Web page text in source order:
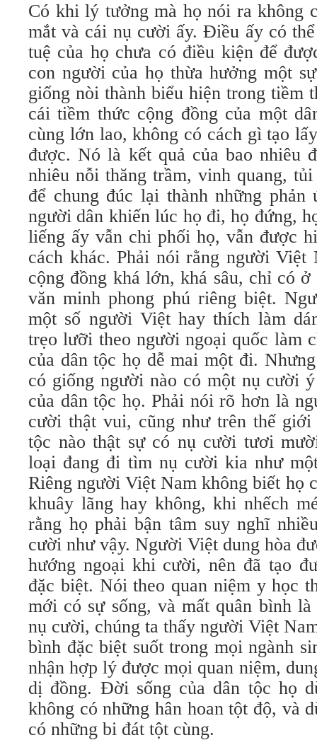
Có khi lý tưởng mà họ nói ra không
mắt và cái nụ cười ấy. Điều ấy có
tuệ của họ chưa có điều kiện để
con người của họ thừa hưởng một
giống nòi thành biểu hiện trong tiềm
cái tiềm thức cộng đồng của một
cùng lớn lao, không có cách gì tạo
được. Nó là kết quả của bao nhiêu
nhiêu nỗi thăng trầm, vinh quang,
để chung đúc lại thành những phản
người dân khiến lúc họ đi, họ đứng,
liếng ấy vẫn chi phối họ, vẫn được
cách khác. Phải nói rằng người Việt
cộng đồng khá lớn, khá sâu, chỉ có
văn minh phong phú riêng biệt.
một số người Việt hay thích làm
trẹo lưỡi theo người ngoại quốc làm
của dân tộc họ dễ mai một đi.
có giống người nào có một nụ cười
của dân tộc họ. Phải nói rõ hơn là
cười thật vui, cũng như trên thế
tộc nào thật sự có nụ cười tươi
loại đang đi tìm nụ cười kia như
Riêng người Việt Nam không biết họ
khuây lãng hay không, khi nhếch
rằng họ phải bận tâm suy nghĩ
cười như vậy. Người Việt dung hòa
hướng ngoại khi cười, nên đã tạo
đặc biệt. Nói theo quan niệm y học
mới có sự sống, và mất quân bình
nụ cười, chúng ta thấy người Việt
bình đặc biệt suốt trong mọi ngành
nhận hợp lý được mọi quan niệm,
dị đồng. Đời sống của dân tộc họ
không có những hân hoan tột độ, và
có những bi đát tột cùng.